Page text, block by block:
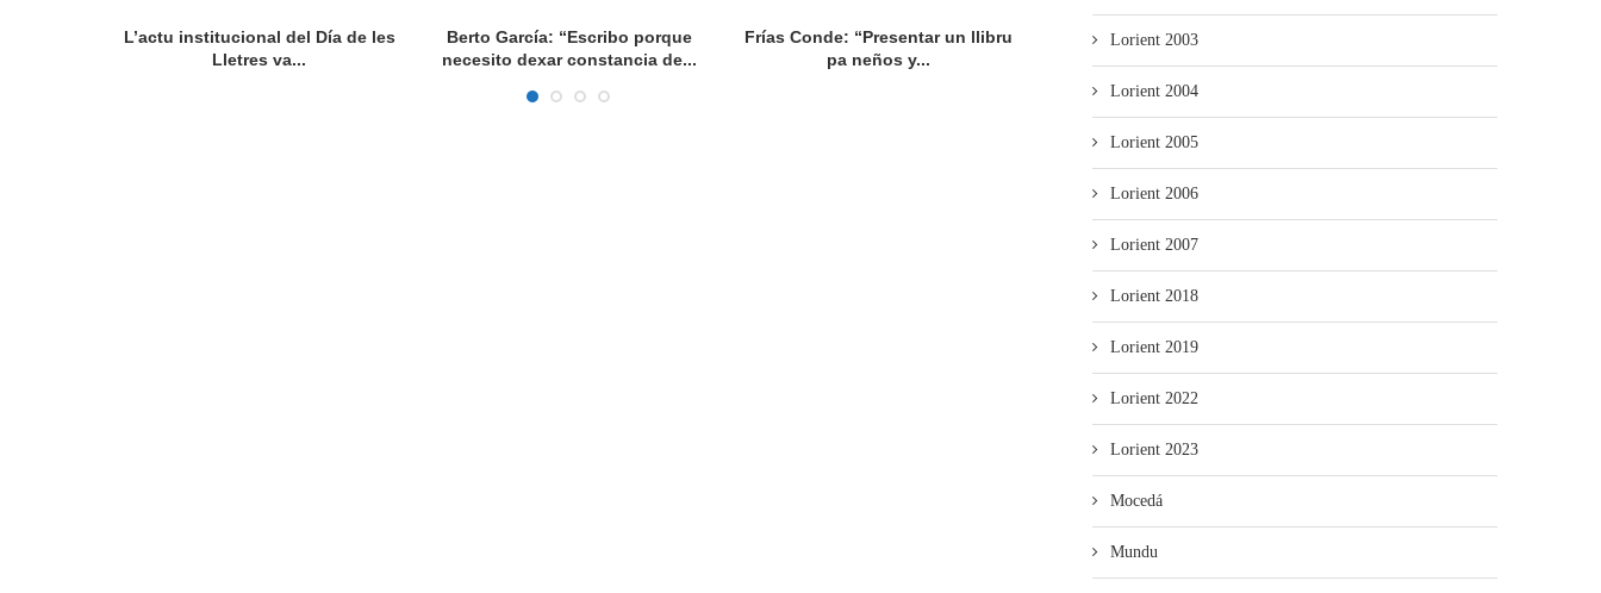
L’actu institucional del Día de les
Lletres va...
Berto García: “Escribo porque
necesito dexar constancia de...
Frías Conde: “Presentar un llibru
pa neños y...
Xicu Ariza: Nun podemos siguir
Lorient 2003
Lorient 2004
Lorient 2005
Lorient 2006
Lorient 2007
Lorient 2018
Lorient 2019
Lorient 2022
Lorient 2023
Mocedá
Mundu